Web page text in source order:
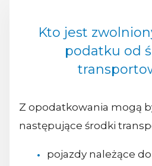
Kto jest
podatku od
Z opodatkowania mogą
następujące środki
pojazdy należące